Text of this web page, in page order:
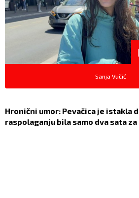
Sanja Vučić
Hronični umor: Pevačica je istakla
raspolaganju bila samo dva sata za